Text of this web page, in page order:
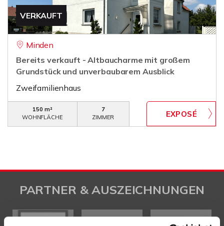
VERKAUFT
Minden
Bereits verkauft - Altbaucharme mit großem
Grundstück und unverbaubarem Ausblick
Zweifamilienhaus
150 m²
WOHNFLÄCHE
7
ZIMMER
PARTNER & AUSZEICHNUNGEN